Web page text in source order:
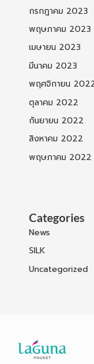
กรกฎาคม 2023
พฤษภาคม 2023
เมษายน 2023
มีนาคม 2023
พฤศจิกายน
ตุลาคม 2022
กันยายน 2022
สิงหาคม 2022
พฤษภาคม 2022
Categories
News
SILK
Uncategorized